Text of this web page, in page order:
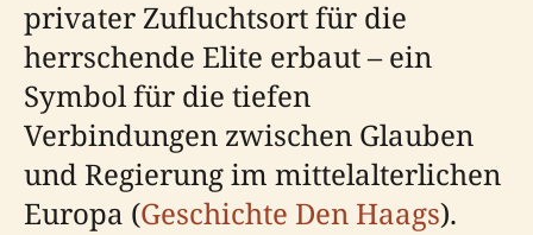
privater Zufluchtsort für die
herrschende Elite erbaut – ein
Symbol für die tiefen
Verbindungen zwischen Glauben
und Regierung im mittelalterlichen
Europa (Geschichte Den Haags).